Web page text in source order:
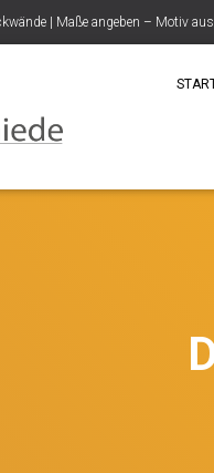
| Maße angeben – Motiv